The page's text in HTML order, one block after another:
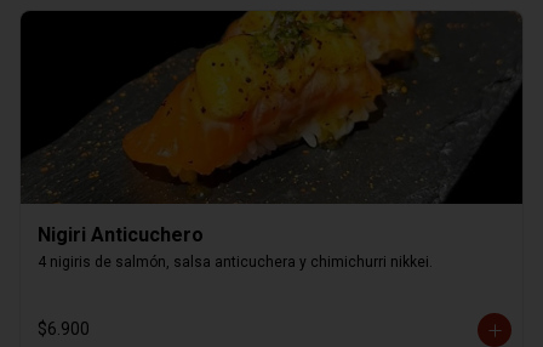
Nigiri Anticuchero
4 nigiris de salmón, salsa anticuchera y chimichurri nikkei.
$6.900